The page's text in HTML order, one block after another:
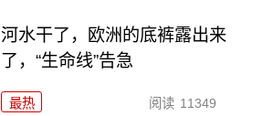
河水干了，欧洲的底裤露出来
了，“生命线”告急
最热 阅读 11349